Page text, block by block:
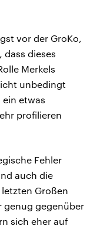
vor der GroKo,
dass dieses
Merkels
unbedingt
etwas
profilieren
Fehler
auch die
Großen
genug gegenüber
sich eher auf